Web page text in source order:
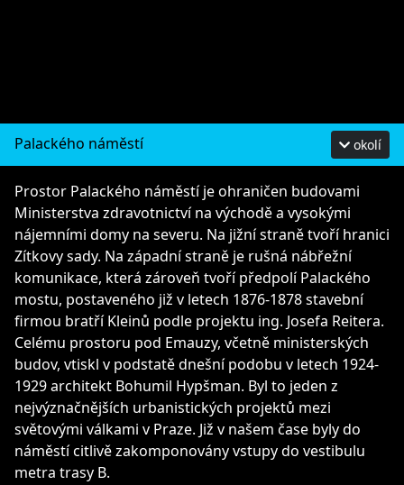
Palackého náměstí okolí
Prostor Palackého náměstí je ohraničen budovami
Ministerstva zdravotnictví na východě a vysokými
nájemními domy na severu. Na jižní straně tvoří hranici
Zítkovy sady. Na západní straně je rušná nábřežní
komunikace, která zároveň tvoří předpolí Palackého
mostu, postaveného již v letech 1876-1878 stavební
firmou bratří Kleinů podle projektu ing. Josefa Reitera.
Celému prostoru pod Emauzy, včetně ministerských
budov, vtiskl v podstatě dnešní podobu v letech 1924-
1929 architekt Bohumil Hypšman. Byl to jeden z
nejvýznačnějších urbanistických projektů mezi
světovými válkami v Praze. Již v našem čase byly do
náměstí citlivě zakomponovány vstupy do vestibulu
metra trasy B.